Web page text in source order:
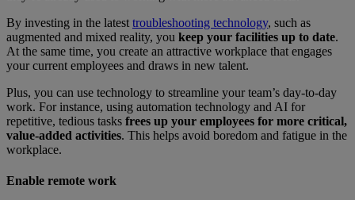
By investing in the latest troubleshooting technology, such as
augmented and mixed reality, you keep your facilities up to date.
At the same time, you create an attractive workplace that engages
your current employees and draws in new talent.
Plus, you can use technology to streamline your team’s day-to-day
work. For instance, using automation technology and AI for
repetitive, tedious tasks frees up your employees for more critical,
value-added activities. This helps avoid boredom and fatigue in the
workplace.
Enable remote work